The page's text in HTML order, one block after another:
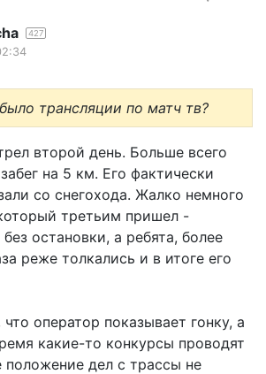
427
трансляции по матч тв?
второй день. Больше всего
на 5 км. Его фактически
со снегохода. Жалко немного
третьим пришел -
остановки, а ребята, более
реже толкались и в итоге его
оператор показывает гонку, а
какие-то конкурсы проводят
положение дел с трассы не